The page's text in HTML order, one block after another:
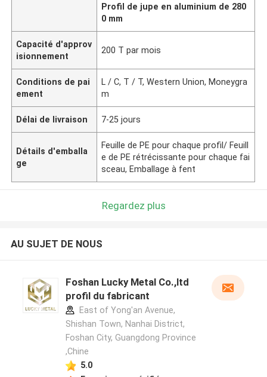
Profil de jupe en aluminium de 280
0 mm
Capacité d'approv
isionnement
200 T par mois
Conditions de pai
ement
L / C, T / T, Western Union, Moneygra
m
Délai de livraison 7-25 jours
Détails d'emballa
ge
Feuille de PE pour chaque profil/ Feuill
e de PE rétrécissante pour chaque fai
sceau, Emballage à fent
Regardez plus
AU SUJET DE NOUS
Foshan Lucky Metal Co.,ltd
profil du fabricant
East of Yong'an Avenue,
Shishan Town, Nanhai District,
Foshan City, Guangdong Province
,Chine
5.0